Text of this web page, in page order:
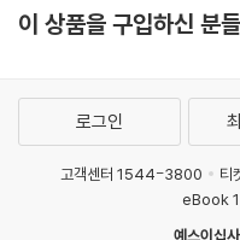
이 상품을 구입하신 분
로그인
고객센터 1544-3800 티
eBook
예스이십